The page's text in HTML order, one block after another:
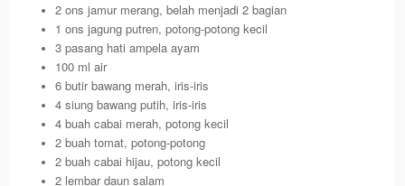
2 ons jamur merang, belah menjadi 2 bagian
1 ons jagung putren, potong-potong kecil
3 pasang hati ampela ayam
100 ml air
6 butir bawang merah, iris-iris
4 siung bawang putih, iris-iris
4 buah cabai merah, potong kecil
2 buah tomat, potong-potong
2 buah cabai hijau, potong kecil
2 lembar daun salam